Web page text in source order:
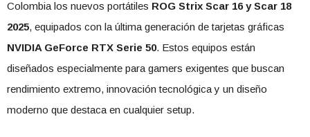
Colombia los nuevos portátiles ROG Strix Scar 16 y Scar 18
2025, equipados con la última generación de tarjetas gráficas
NVIDIA GeForce RTX Serie 50. Estos equipos están
diseñados especialmente para gamers exigentes que buscan
rendimiento extremo, innovación tecnológica y un diseño
moderno que destaca en cualquier setup.